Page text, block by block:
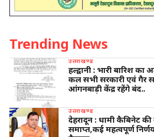
Trending News
उत्तराखण्ड
हल्द्वानी : भारी बारिश का
कल सभी सरकारी एवं गैर
आंगनबाड़ी केंद्र रहेंगे बंद..
उत्तराखण्ड
देहरादून : धामी कैबिनेट
समाप्त,कई महत्वपूर्ण